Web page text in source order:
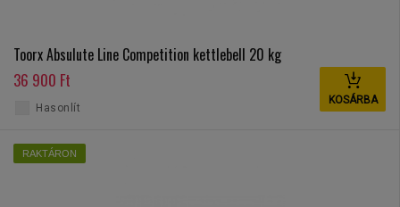
Toorx Absulute Line Competition kettlebell 20 kg
36 900 Ft
KOSÁRBA
Hasonlít
RAKTÁRON